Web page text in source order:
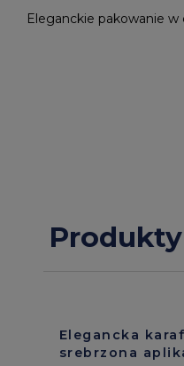
Eleganckie pakowanie
Elegancka
srebrzona